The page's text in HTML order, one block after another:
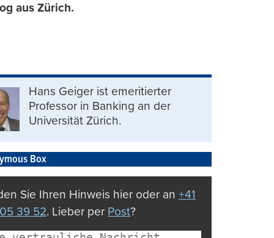
aus Zürich.
Hans Geiger ist emeritierter
Professor in Banking an der
Universität Zürich.
Box
Sie Ihren Hinweis hier oder an +41
39 52. Lieber per Post?